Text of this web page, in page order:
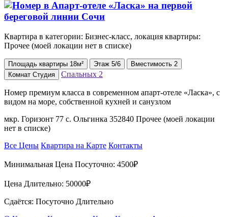
Квартира в категории: Бизнес-класс, локация квартиры:
Прочее (моей локации нет в списке)
Площадь квартиры 18м² Этаж 5/6 Вместимость 2
Комнат Студия Спальных 2
Номер премиум класса в современном апарт-отеле «Ласка», с
видом на море, собственной кухней и санузлом
мкр. Горизонт 77 с. Ольгинка 352840 Прочее (моей локации
нет в списке)
Все Цены Квартира на Карте Контакты
Минимальная Цена Посуточно: 4500₽
Цена Длительно: 50000₽
Сдаётся: Посуточно Длительно